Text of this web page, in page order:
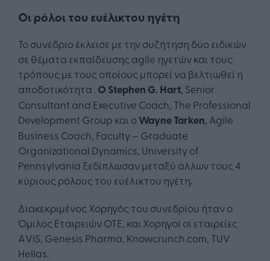
Οι ρόλοι του ευέλικτου ηγέτη
Το συνέδριο έκλεισε με την συζήτηση δύο ειδικών
σε θέματα εκπαίδευσης agile ηγετών και τους
τρόπους με τους οποίους μπορεί να βελτιωθεί η
αποδοτικότητα . Ο Stephen G. Hart, Senior
Consultant and Executive Coach, The Professional
Development Group και ο Wayne Tarken, Agile
Business Coach, Faculty – Graduate
Organizational Dynamics, University of
Pennsylvania ξεδίπλωσαν μεταξύ άλλων τους 4
κύριους ρόλους του ευέλικτου ηγέτη.
Διακεκριμένος Χορηγός του συνεδρίου ήταν ο
Όμιλος Εταιρειών ΟΤΕ, και Χορηγοί οι εταιρείες
ΑVIS, Genesis Pharma, Knowcrunch.com, TUV
Hellas.